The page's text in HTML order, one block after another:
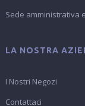
Sede amministrativa
LA NOSTRA
I Nostri Negozi
Contattaci